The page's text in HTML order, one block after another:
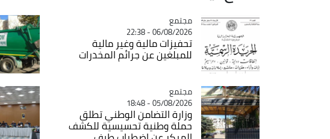
Catégorie
مجتمع
06/08/2026 - 22:38
تحفيزات مالية وغير مالية
للمبلغين عن جرائم المخدرات
Catégorie
مجتمع
05/08/2026 - 18:48
وزارة التضامن الوطني تطلق
حملة وطنية تحسيسية للكشف